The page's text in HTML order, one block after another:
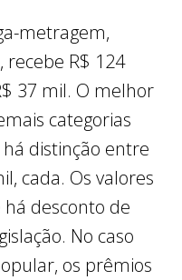
metragem,
recebe R$ 124
37 mil. O melhor
categorias
distinção entre
cada. Os valores
desconto de
No caso
os prêmios